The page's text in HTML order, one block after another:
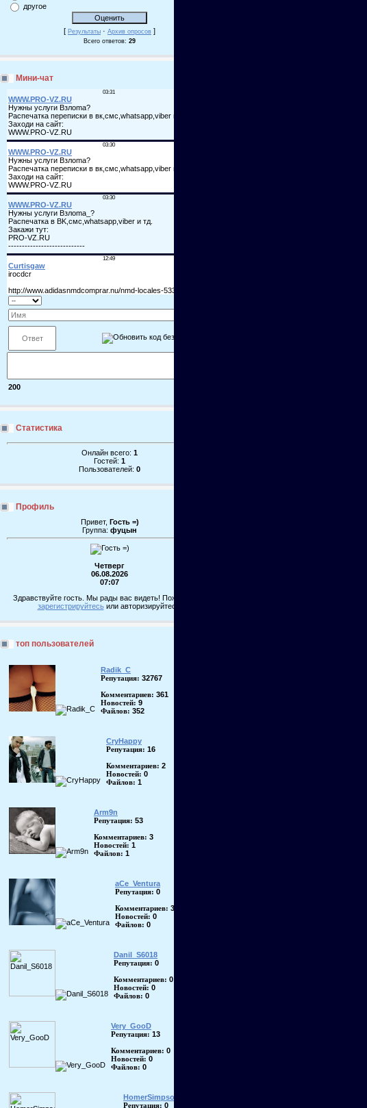
другое
[ Результаты · Архив опросов ]
Всего ответов: 29
Мини-чат
200
Статистика
Онлайн всего: 1
Гостей: 1
Пользователей: 0
Профиль
Привет, Гость =)
Группа: фуцын
Четверг
06.08.2026
07:07
Здравствуйте гость. Мы рады вас видеть! Пожалуйста,
зарегистрируйтесьили авторизируйтесь!
топ пользователей
Radik_C
Репутация: 32767
Комментариев: 361
Новостей: 9
Файлов: 352
CryHappy
Репутация: 16
Комментариев: 2
Новостей: 0
Файлов: 1
Arm9n
Репутация: 53
Комментариев: 3
Новостей: 1
Файлов: 1
aCe_Ventura
Репутация: 0
Комментариев: 3
Новостей: 0
Файлов: 0
Danil_S6018
Репутация: 0
Комментариев: 0
Новостей: 0
Файлов: 0
Very_GooD
Репутация: 13
Комментариев: 0
Новостей: 0
Файлов: 0
HomerSimpson
Репутация: 0